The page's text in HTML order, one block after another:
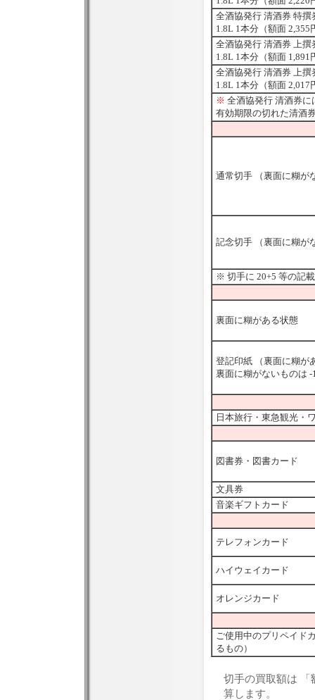
全酒協発行 清酒券 特撰
1.8L 1本分（額面 2,355
全酒協発行 清酒券 上撰
1.8L 1本分（額面 1,891
全酒協発行 清酒券 上撰
1.8L 1本分（額面 2,017
※ 全酒協発行 清酒券
有効期限の切れた清酒
通常切手 （裏面に糊が
記念切手 （裏面に糊が
※ 切手に 20+5 等の記
裏面に糊がある状態
登記印紙 （裏面に糊が
裏面に糊がないものは -
日本旅行・東急観光・
図書券・図書カード
文具券
音楽ギフトカード
テレフォンカード
ハイウェイカード
オレンジカード
ご使用中のプリペイド
るもの）
切手の買取額は
算します。